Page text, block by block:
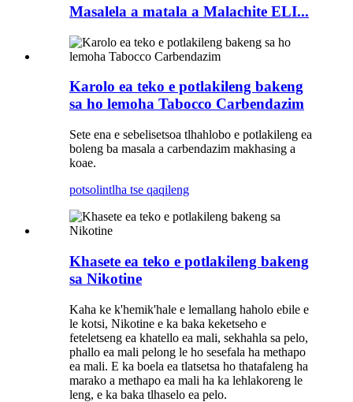
Masalela a matala a Malachite ELI...
Karolo ea teko e potlakileng bakeng
sa ho lemoha Tabocco Carbendazim
Sete ena e sebelisetsoa tlhahlobo e potlakileng ea
boleng ba masala a carbendazim makhasing a
koae.
potsolintlha tse qaqileng
Khasete ea teko e potlakileng bakeng
sa Nikotine
Kaha ke k'hemik'hale e lemallang haholo ebile e
le kotsi, Nikotine e ka baka keketseho e
feteletseng ea khatello ea mali, sekhahla sa pelo,
phallo ea mali pelong le ho sesefala ha methapo
ea mali. E ka boela ea tlatsetsa ho thatafaleng ha
marako a methapo ea mali ha ka lehlakoreng le
leng, e ka baka tlhaselo ea pelo.